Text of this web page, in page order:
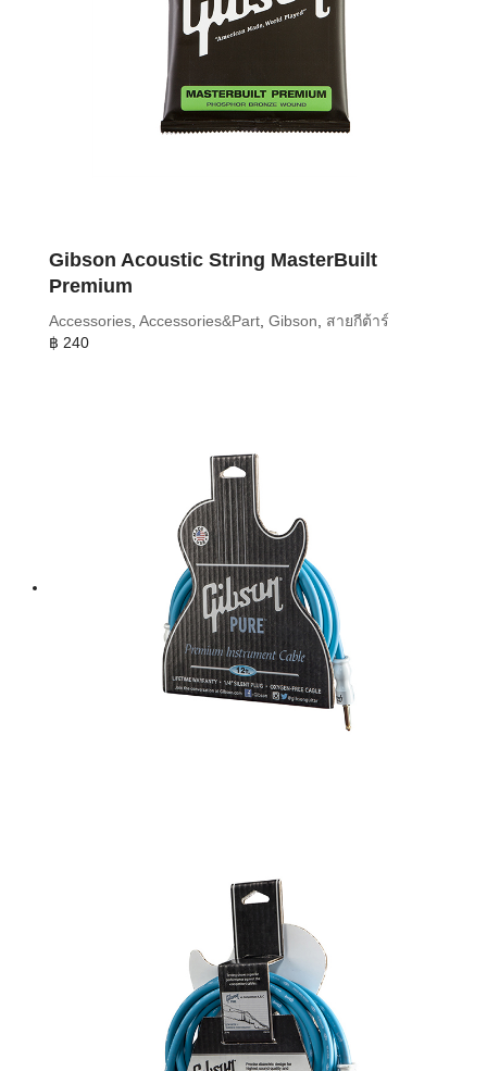
Gibson Acoustic String MasterBuilt
Premium
Accessories Accessories&Part Gibson
สายกีต้าร์
฿ 240